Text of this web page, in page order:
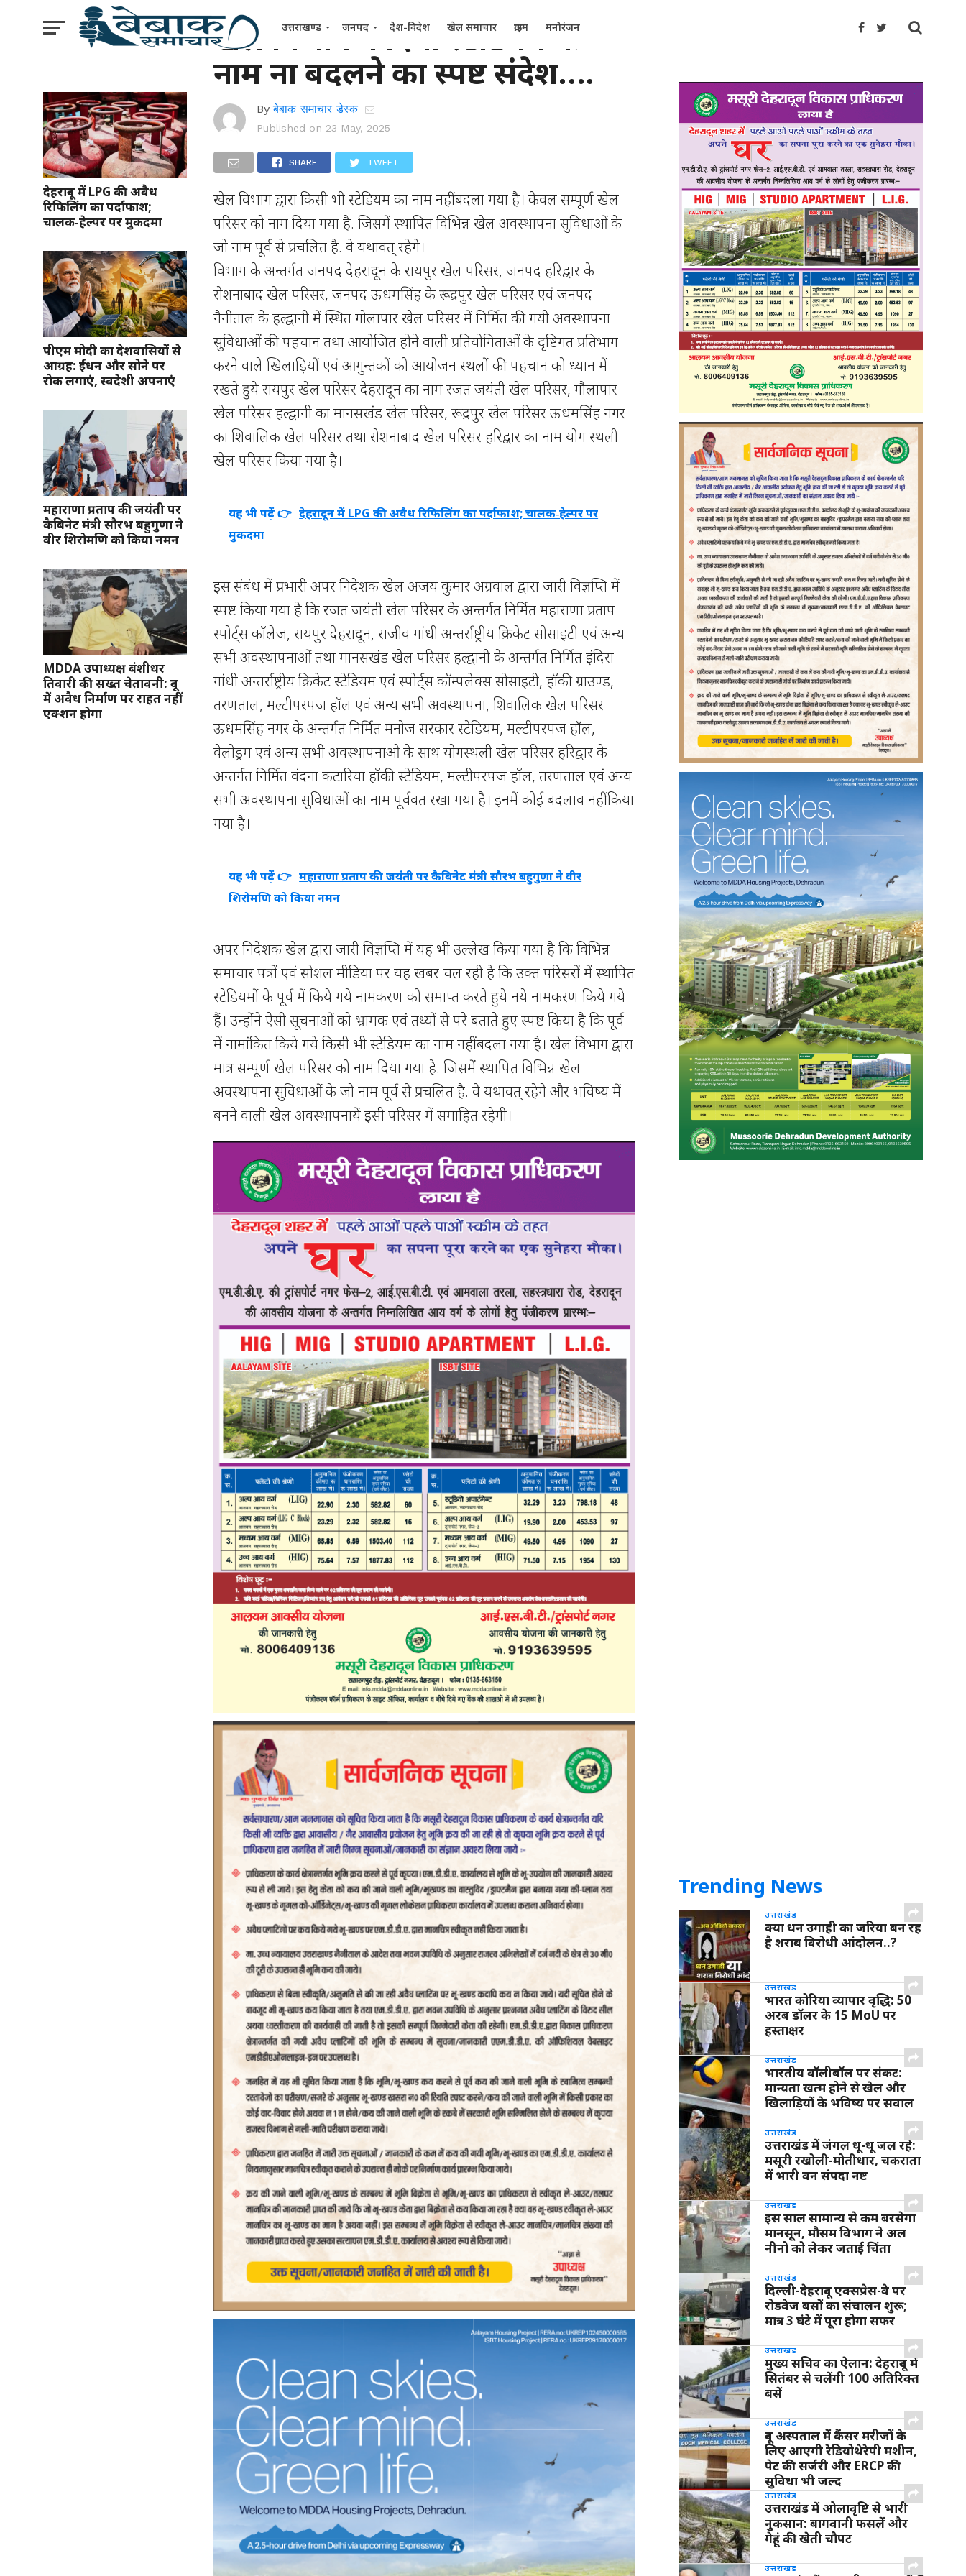
उत्तराखण्ड जनपद देश-विदेश खेल समाचार क्राइम मनोरंजन
देहरादून में LPG की अवैध
रिफिलिंग का पर्दाफाश;
चालक‑हेल्पर पर मुकदमा
पीएम मोदी का देशवासियों से
आग्रह: ईंधन और सोने पर
रोक लगाएं, स्वदेशी अपनाएं
महाराणा प्रताप की जयंती पर
कैबिनेट मंत्री सौरभ बहुगुणा ने
वीर शिरोमणि को किया नमन
MDDA उपाध्यक्ष बंशीधर
तिवारी की सख्त चेतावनी: दून
में अवैध निर्माण पर राहत नहीं
एक्शन होगा
खेल विभाग ने दिया स्टेडियम के
नाम ना बदलने का स्पष्ट संदेश….
By बेबाक समाचार डेस्क
Published on 23 May, 2025
SHARE TWEET
खेल विभाग द्वारा किसी भी स्टेडियम का नाम नहीं बदला गया है। केवल सम्पूर्ण खेल
परिसर को नाम दिया गया है. जिसमें स्थापित विभिन्न खेल अवस्थापना सुविधाओं के
जो नाम पूर्व से प्रचलित है. वे यथावत् रहेगे।
विभाग के अन्तर्गत जनपद देहरादून के रायपुर खेल परिसर, जनपद हरिद्वार के
रोशनाबाद खेल परिसर, जनपद ऊधमसिंह के रूद्रपुर खेल परिसर एवं जनपद
नैनीताल के हल्द्वानी में स्थित गोलापार खेल परिसर में निर्मित की गयी अवस्थापना
सुविधाओं की पहचान तथा आयोजित होने वाली प्रतियोगिताओं के दृष्टिगत प्रतिभाग
करने वाले खिलाड़ियों एवं आगुन्तकों को आयोजन स्थलों की पहचान को ध्यान में
रखते हुये रायपुर खेल परिसर देहरादून का नाम रजत जयंती खेल परिसर, गौलापार
खेल परिसर हल्द्वानी का मानसखंड खेल परिसर, रूद्रपुर खेल परिसर ऊधमसिंह नगर
का शिवालिक खेल परिसर तथा रोशनाबाद खेल परिसर हरिद्वार का नाम योग स्थली
खेल परिसर किया गया है।
यह भी पढ़ें 👉 देहरादून में LPG की अवैध रिफिलिंग का पर्दाफाश; चालक‑हेल्पर पर
मुकदमा
इस संबंध में प्रभारी अपर निदेशक खेल अजय कुमार अग्रवाल द्वारा जारी विज्ञप्ति में
स्पष्ट किया गया है कि रजत जयंती खेल परिसर के अन्तर्गत निर्मित महाराणा प्रताप
स्पोर्ट्स कॉलेज, रायपुर देहरादून, राजीव गांधी अन्तर्राष्ट्रीय क्रिकेट सोसाइटी एवं अन्य
सभी अवस्थापनाओं तथा मानसखंड खेल परिसर हल्द्वानी के अन्तर्गत निर्मित इंदिरा
गांधी अन्तर्राष्ट्रीय क्रिकेट स्टेडियम एवं स्पोर्ट्स कॉम्पलेक्स सोसाइटी, हॉकी ग्राउण्ड,
तरणताल, मल्टीपरपज हॉल एवं अन्य सभी अवस्थापना, शिवालिक खेल परिसर
ऊधमसिंह नगर के अन्तर्गत निर्मित मनोज सरकार स्टेडियम, मल्टीपरपज हॉल,
वेलोड्रम एवं अन्य सभी अवस्थापनाओ के साथ योगस्थली खेल परिसर हरिद्वार के
अन्तर्गत निर्मित वंदना कटारिया हॉकी स्टेडियम, मल्टीपरपज हॉल, तरणताल एवं अन्य
सभी अवस्थापना सुविधाओं का नाम पूर्ववत रखा गया है। इनमें कोई बदलाव नहीं किया
गया है।
यह भी पढ़ें 👉 महाराणा प्रताप की जयंती पर कैबिनेट मंत्री सौरभ बहुगुणा ने वीर
शिरोमणि को किया नमन
अपर निदेशक खेल द्वारा जारी विज्ञप्ति में यह भी उल्लेख किया गया है कि विभिन्न
समाचार पत्रों एवं सोशल मीडिया पर यह खबर चल रही है कि उक्त परिसरों में स्थापित
स्टेडियमों के पूर्व में किये गये नामकरण को समाप्त करते हुये नये नामकरण किये गये
हैं। उन्होंने ऐसी सूचनाओं को भ्रामक एवं तथ्यों से परे बताते हुए स्पष्ट किया है कि पूर्व
में नामांकित किये गये किसी भी स्टेडियम का नाम नहीं बदला गया है। खेल विभाग द्वारा
मात्र सम्पूर्ण खेल परिसर को नाम दिया गया है. जिसमें स्थापित विभिन्न खेल
अवस्थापना सुविधाओं के जो नाम पूर्व से प्रचलित है. वे यथावत् रहेगे और भविष्य में
बनने वाली खेल अवस्थापनायें इसी परिसर में समाहित रहेगी।
Trending News
उत्तराखंड
क्या धन उगाही का जरिया बन रह
है शराब विरोधी आंदोलन..?
उत्तराखंड
भारत कोरिया व्यापार वृद्धि: 50
अरब डॉलर के 15 MoU पर
हस्ताक्षर
उत्तराखंड
भारतीय वॉलीबॉल पर संकट:
मान्यता खत्म होने से खेल और
खिलाड़ियों के भविष्य पर सवाल
उत्तराखंड
उत्तराखंड में जंगल धू-धू जल रहे:
मसूरी रखोली-मोतीधार, चकराता
में भारी वन संपदा नष्ट
उत्तराखंड
इस साल सामान्य से कम बरसेगा
मानसून, मौसम विभाग ने अल
नीनो को लेकर जताई चिंता
उत्तराखंड
दिल्ली-देहरादून एक्सप्रेस-वे पर
रोडवेज बसों का संचालन शुरू;
मात्र 3 घंटे में पूरा होगा सफर
उत्तराखंड
मुख्य सचिव का ऐलान: देहरादून में
सितंबर से चलेंगी 100 अतिरिक्त
बसें
उत्तराखंड
दून अस्पताल में कैंसर मरीजों के
लिए आएगी रेडियोथेरेपी मशीन,
पेट की सर्जरी और ERCP की
सुविधा भी जल्द
उत्तराखंड
उत्तराखंड में ओलावृष्टि से भारी
नुकसान: बागवानी फसलें और
गेहूं की खेती चौपट
उत्तराखंड